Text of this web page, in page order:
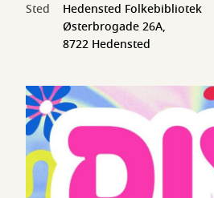
Sted
Hedensted Folkebibliotek
Østerbrogade 26A,
8722 Hedensted